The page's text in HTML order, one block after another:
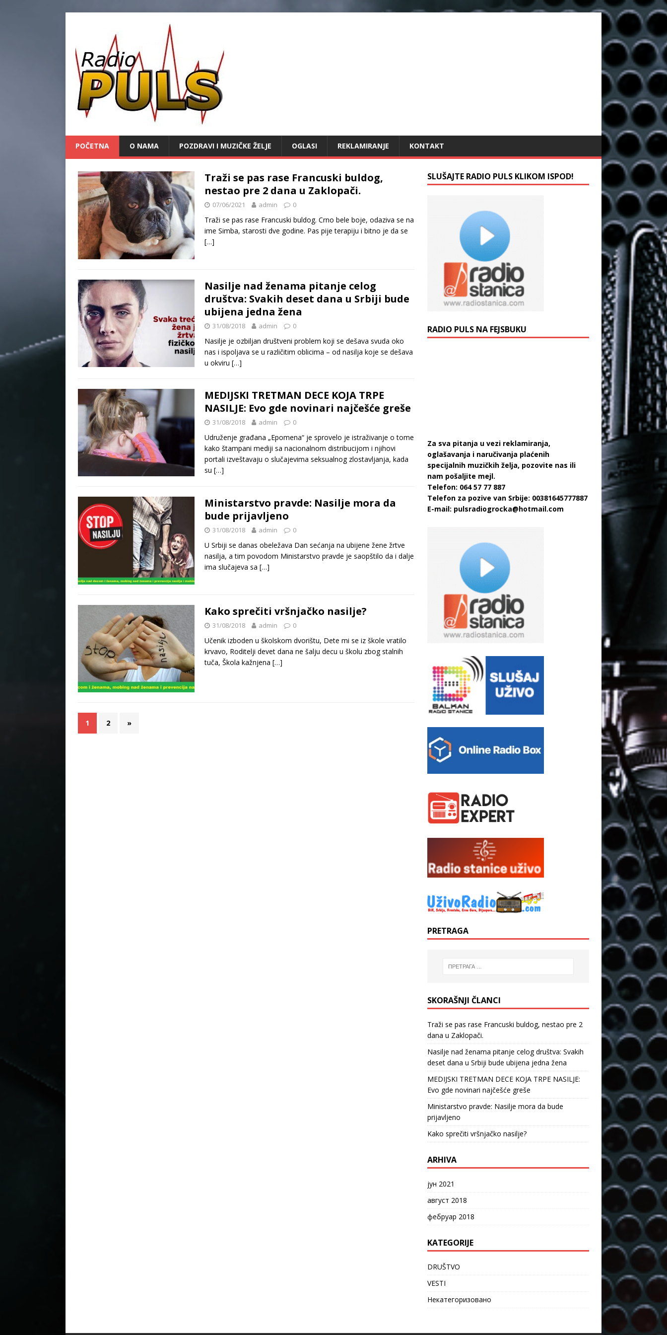
POČETNA O NAMA POZDRAVI I MUZIČKE ŽELJE OGLASI REKLAMIRANJE KONTAKT
Traži se pas rase Francuski buldog,
nestao pre 2 dana u Zaklopači.
07/06/2021 admin 0
Traži se pas rase Francuski buldog. Crno bele boje, odaziva se na
ime Simba, starosti dve godine. Pas pije terapiju i bitno je da se
[…]
Nasilje nad ženama pitanje celog
društva: Svakih deset dana u Srbiji bude
ubijena jedna žena
31/08/2018 admin 0
Nasilje je ozbiljan društveni problem koji se dešava svuda oko
nas i ispoljava se u različitim oblicima – od nasilja koje se dešava
u okviru […]
MEDIJSKI TRETMAN DECE KOJA TRPE
NASILJE: Evo gde novinari najčešće greše
31/08/2018 admin 0
Udruženje građana „Epomena“ je sprovelo je istraživanje o tome
kako štampani mediji sa nacionalnom distribucijom i njihovi
portali izveštavaju o slučajevima seksualnog zlostavljanja, kada
su […]
Ministarstvo pravde: Nasilje mora da
bude prijavljeno
31/08/2018 admin 0
U Srbiji se danas obeležava Dan sećanja na ubijene žene žrtve
nasilja, a tim povodom Ministarstvo pravde je saopštilo da i dalje
ima slučajeva sa […]
Kako sprečiti vršnjačko nasilje?
31/08/2018 admin 0
Učenik izboden u školskom dvorištu, Dete mi se iz škole vratilo
krvavo, Roditelji devet dana ne šalju decu u školu zbog stalnih
tuča, Škola kažnjena […]
1 2 »
SLUŠAJTE RADIO PULS KLIKOM ISPOD!
RADIO PULS NA FEJSBUKU
Za sva pitanja u vezi reklamiranja,
oglašavanja i naručivanja plaćenih
specijalnih muzičkih želja, pozovite nas ili
nam pošaljite mejl.
Telefon: 064 57 77 887
Telefon za pozive van Srbije: 00381645777887
E-mail: pulsradiogrocka@hotmail.com
PRETRAGA
SKORAŠNJI ČLANCI
Traži se pas rase Francuski buldog, nestao pre 2
dana u Zaklopači.
Nasilje nad ženama pitanje celog društva: Svakih
deset dana u Srbiji bude ubijena jedna žena
MEDIJSKI TRETMAN DECE KOJA TRPE NASILJE:
Evo gde novinari najčešće greše
Ministarstvo pravde: Nasilje mora da bude
prijavljeno
Kako sprečiti vršnjačko nasilje?
ARHIVA
јун 2021
август 2018
фебруар 2018
KATEGORIJE
DRUŠTVO
VESTI
Некатегоризовано